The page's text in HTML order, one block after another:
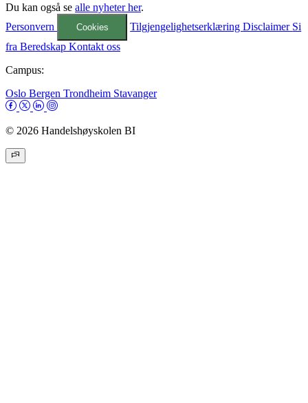
Du kan også se alle nyheter her.
Personvern
Cookies TilgjengelighetserklæringDisclaimer Si
fra Beredskap Kontakt oss
Campus:
Oslo Bergen Trondheim Stavanger
© 2026 Handelshøyskolen BI